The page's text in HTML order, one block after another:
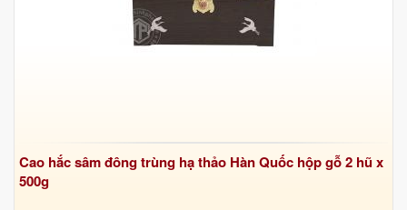
Cao hắc sâm đông trùng hạ thảo Hàn Quốc hộp gỗ 2 hũ x
500g